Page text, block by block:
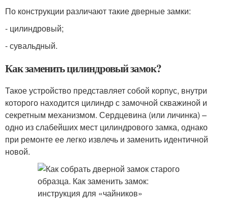
По конструкции различают такие дверные замки:
- цилиндровый;
- сувальдный.
Как заменить цилиндровый замок?
Такое устройство представляет собой корпус, внутри
которого находится цилиндр с замочной скважиной и
секретным механизмом. Сердцевина (или личинка) –
одно из слабейших мест цилиндрового замка, однако
при ремонте ее легко извлечь и заменить идентичной
новой.